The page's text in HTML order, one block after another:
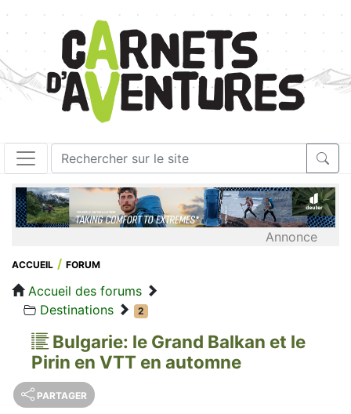
Annonce
ACCUEIL FORUM
Accueil des forums
Destinations
2
Bulgarie: le Grand Balkan et le
Pirin en VTT en automne
PARTAGER